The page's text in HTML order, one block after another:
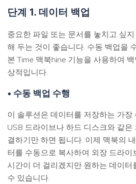
단계 1. 데이터 백업
중요한 파일 또는 문서를 놓치고 싶
해 두는 것이 좋습니다. 수동 백업을
본 Time 맥북hine 기능을 사용하여
상적입니다.
• 수동 백업 수행
이 솔루션은 데이터를 저장하는 가장
USB 드라이브나 하드 디스크와 같은
결하기만 하면 됩니다. 이제 맥북의
터를 수동으로 복사하여 외장 드라이
시간이 더 걸리겠지만 원하는 데이터
수 있습니다.